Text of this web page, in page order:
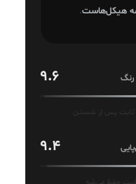
هیکل‌هاست.
رنگ 9.6
ثابت پس از شستن
9.4